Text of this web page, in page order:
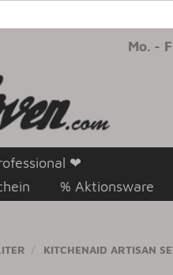
Mo. -
❤
% Aktionsware
KITCHENAID ARTISAN